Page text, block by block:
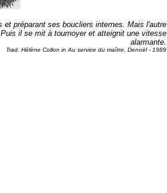
préparant ses boucliers internes. Mais l'autre
il se mit à tournoyer et atteignit une vitesse
alarmante.
Trad. Hélène Collon in Au service du maître, Denoël - 1989